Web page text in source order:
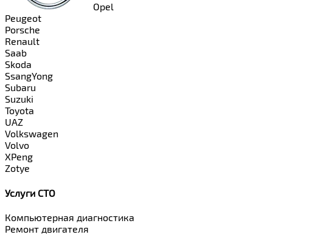
Opel
Peugeot
Porsche
Renault
Saab
Skoda
SsangYong
Subaru
Suzuki
Toyota
UAZ
Volkswagen
Volvo
XPeng
Zotye
Услуги СТО
Компьютерная диагностика
Ремонт двигателя